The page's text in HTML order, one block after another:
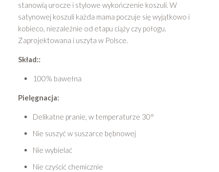
stanowią urocze i stylowe wykończenie koszuli. W
satynowej koszuli każda mama poczuje się wyjątkowo i
kobieco, niezależnie od etapu ciąży czy połogu.
Zaprojektowana i uszyta w Polsce.
Skład::
100% bawełna
Pielęgnacja:
Delikatne pranie, w temperaturze 30°
Nie suszyć w suszarce bębnowej
Nie wybielać
Nie czyścić chemicznie